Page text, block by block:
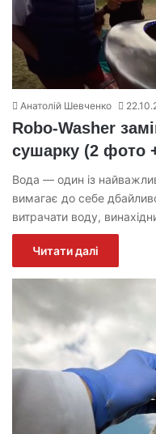
Анатолій Шевченко
Robo-Washer
сушарку (2 фото
Вода — один із
вимагає до себе
витрачати воду,
Читати далі